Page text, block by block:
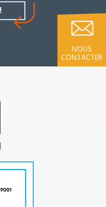
NOUS
CONTACTER